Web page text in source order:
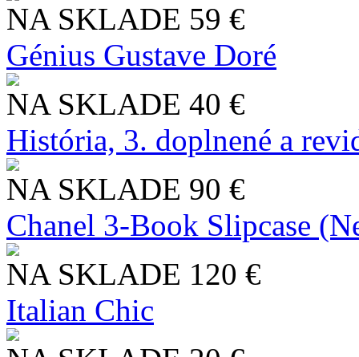
NA SKLADE 59 €
Génius Gustave Doré
NA SKLADE 40 €
História, 3. doplnené a
NA SKLADE 90 €
Chanel 3-Book Slipcase
NA SKLADE 120 €
Italian Chic